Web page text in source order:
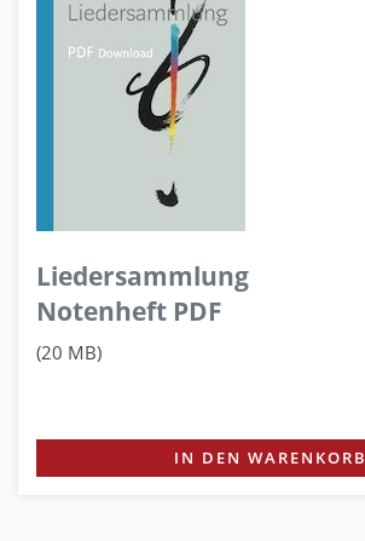
Liedersammlung
Notenheft PDF
(20 MB)
IN DEN WARENKORB